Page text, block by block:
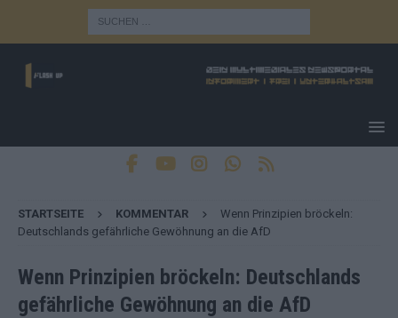
STARTSEITE KOMMENTAR
Wenn Prinzipien bröckeln:
Deutschlands gefährliche Gewöhnung an die AfD
Wenn Prinzipien bröckeln: Deutschlands
gefährliche Gewöhnung an die AfD